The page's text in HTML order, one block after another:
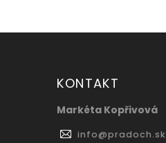
KONTAKT
Markéta Kopřivová
info@pradoch.sk